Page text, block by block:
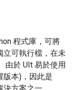
程式庫，可將
立可執行檔，在未
由於 UIt 易於使用
版本)，因此是